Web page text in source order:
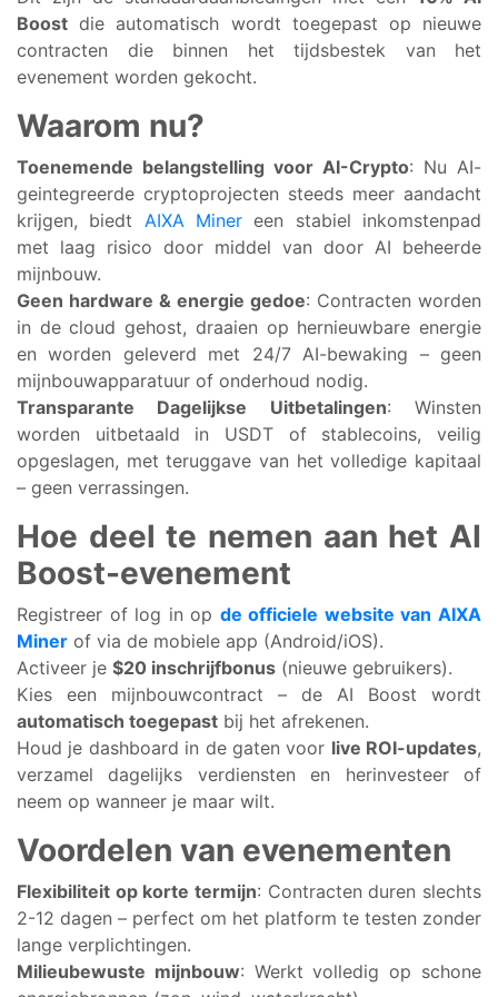
Boost die automatisch wordt toegepast op nieuwe
contracten die binnen het tijdsbestek van het
evenement worden gekocht.
Waarom nu?
Toenemende belangstelling voor AI-Crypto: Nu AI-
geintegreerde cryptoprojecten steeds meer aandacht
krijgen, biedt AIXA Minereen stabiel inkomstenpad
met laag risico door middel van door AI beheerde
mijnbouw.
Geen hardware & energie gedoe: Contracten worden
in de cloud gehost, draaien op hernieuwbare energie
en worden geleverd met 24/7 AI-bewaking – geen
mijnbouwapparatuur of onderhoud nodig.
Transparante Dagelijkse Uitbetalingen: Winsten
worden uitbetaald in USDT of stablecoins, veilig
opgeslagen, met teruggave van het volledige kapitaal
– geen verrassingen.
Hoe deel te nemen aan het AI
Boost-evenement
Registreer of log in op de officiele website van AIXA
Miner of via de mobiele app (Android/iOS).
Activeer je $20 inschrijfbonus (nieuwe gebruikers).
Kies een mijnbouwcontract – de AI Boost wordt
automatisch toegepast bij het afrekenen.
Houd je dashboard in de gaten voor live ROI-updates,
verzamel dagelijks verdiensten en herinvesteer of
neem op wanneer je maar wilt.
Voordelen van evenementen
Flexibiliteit op korte termijn: Contracten duren slechts
2-12 dagen – perfect om het platform te testen zonder
lange verplichtingen.
Milieubewuste mijnbouw: Werkt volledig op schone